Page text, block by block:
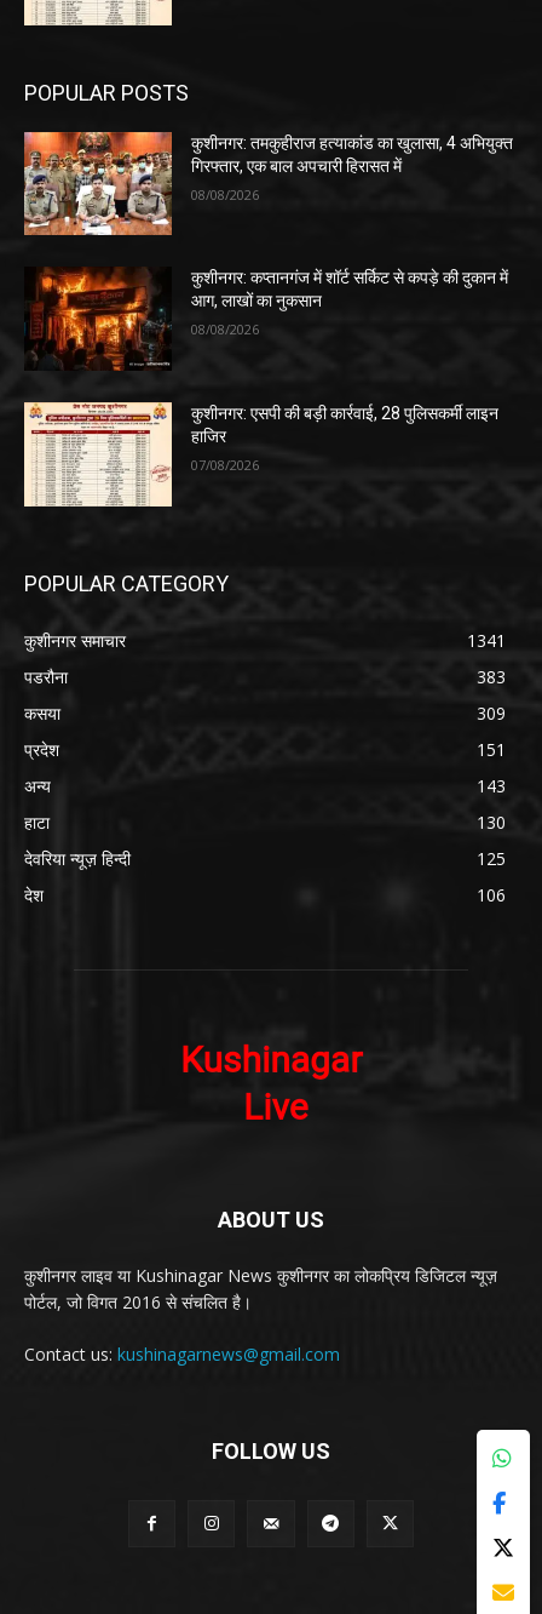
POPULAR POSTS
कुशीनगर: तमकुहीराज हत्याकांड का खुलासा, 4 अभियुक्त
गिरफ्तार, एक बाल अपचारी हिरासत में
08/08/2026
कुशीनगर: कप्तानगंज में शॉर्ट सर्किट से कपड़े की दुकान में
आग, लाखों का नुकसान
08/08/2026
कुशीनगर: एसपी की बड़ी कार्रवाई, 28 पुलिसकर्मी लाइन
हाजिर
07/08/2026
POPULAR CATEGORY
कुशीनगर समाचार
1341
पडरौना
383
कसया
309
प्रदेश
151
अन्य
143
हाटा
130
देवरिया न्यूज़ हिन्दी
125
देश
106
ABOUT US
कुशीनगर लाइव या Kushinagar News कुशीनगर का लोकप्रिय डिजिटल न्यूज़
पोर्टल, जो विगत 2016 से संचलित है।
Contact us: kushinagarnews@gmail.com
FOLLOW US